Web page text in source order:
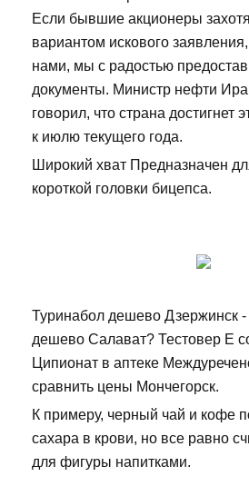
Если бывшие акционеры
вариантом искового
нами, мы с радостью
документы. Министр нефти
говорил, что страна достигнет
к июлю текущего года.
Широкий хват Предназначен
короткой головки бицепса.
Туринабол дешево Дзержинск
дешево Салават? Тестовер Е
Ципионат в аптеке
сравнить цены Мончегорск.
К примеру, черный чай и кофе
сахара в крови, но все равно
для фигуры напитками.